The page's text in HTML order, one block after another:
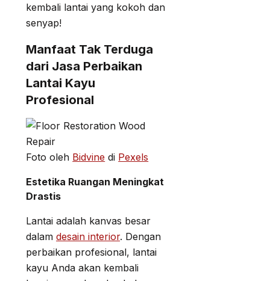
kembali lantai yang kokoh dan
senyap!
Manfaat Tak Terduga
dari Jasa Perbaikan
Lantai Kayu
Profesional
Foto oleh Bidvine di Pexels
Estetika Ruangan Meningkat
Drastis
Lantai adalah kanvas besar
dalam desain interior. Dengan
perbaikan profesional, lantai
kayu Anda akan kembali